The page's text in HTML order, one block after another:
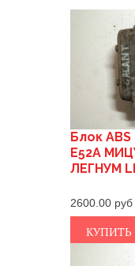
Блок ABS
E52A
ЛЕГНУМ
2600.00
КУПИТЬ